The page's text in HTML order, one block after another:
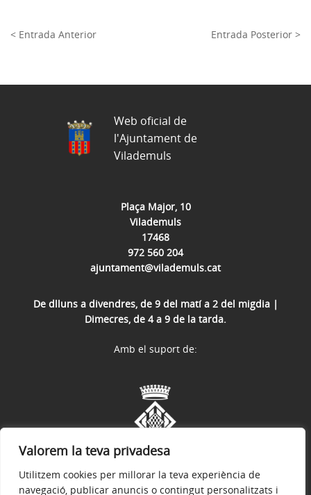
Valorem la teva privadesa
Utilitzem cookies per millorar la teva experiència de
navegació, publicar anuncis o contingut personalitzats i
< Entrada Anterior Entrada Posterior >
Plaça Major, 10
Vilademuls
17468
972 560 204
ajuntament@vilademuls.cat
De dlluns a divendres, de 9 del matí a 2 del migdia |
Dimecres, de 4 a 9 de la tarda.
Web oficial de
l'Ajuntament de
Vilademuls
Amb el suport de: